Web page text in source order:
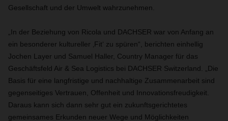
Gesellschaft und der Umwelt wahrzunehmen.
„In der Beziehung von Ricola und DACHSER war von Anfang an
ein besonderer kultureller ‚Fit‘ zu spüren“, berichten einhellig
Jochen Layer und Samuel Haller, Country Manager für das
Geschäftsfeld Air & Sea Logistics bei DACHSER Switzerland. „Die
Basis für eine langfristige und nachhaltige Zusammenarbeit sind
gegenseitiges Vertrauen, Offenheit und Innovationsfreudigkeit.
Daraus kann sich dann sehr gut ein zukunftsgerichtetes
gemeinsames Erkunden neuer Wege und Möglichkeiten